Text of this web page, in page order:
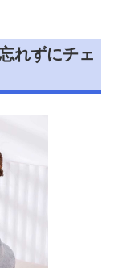
れずにチェ